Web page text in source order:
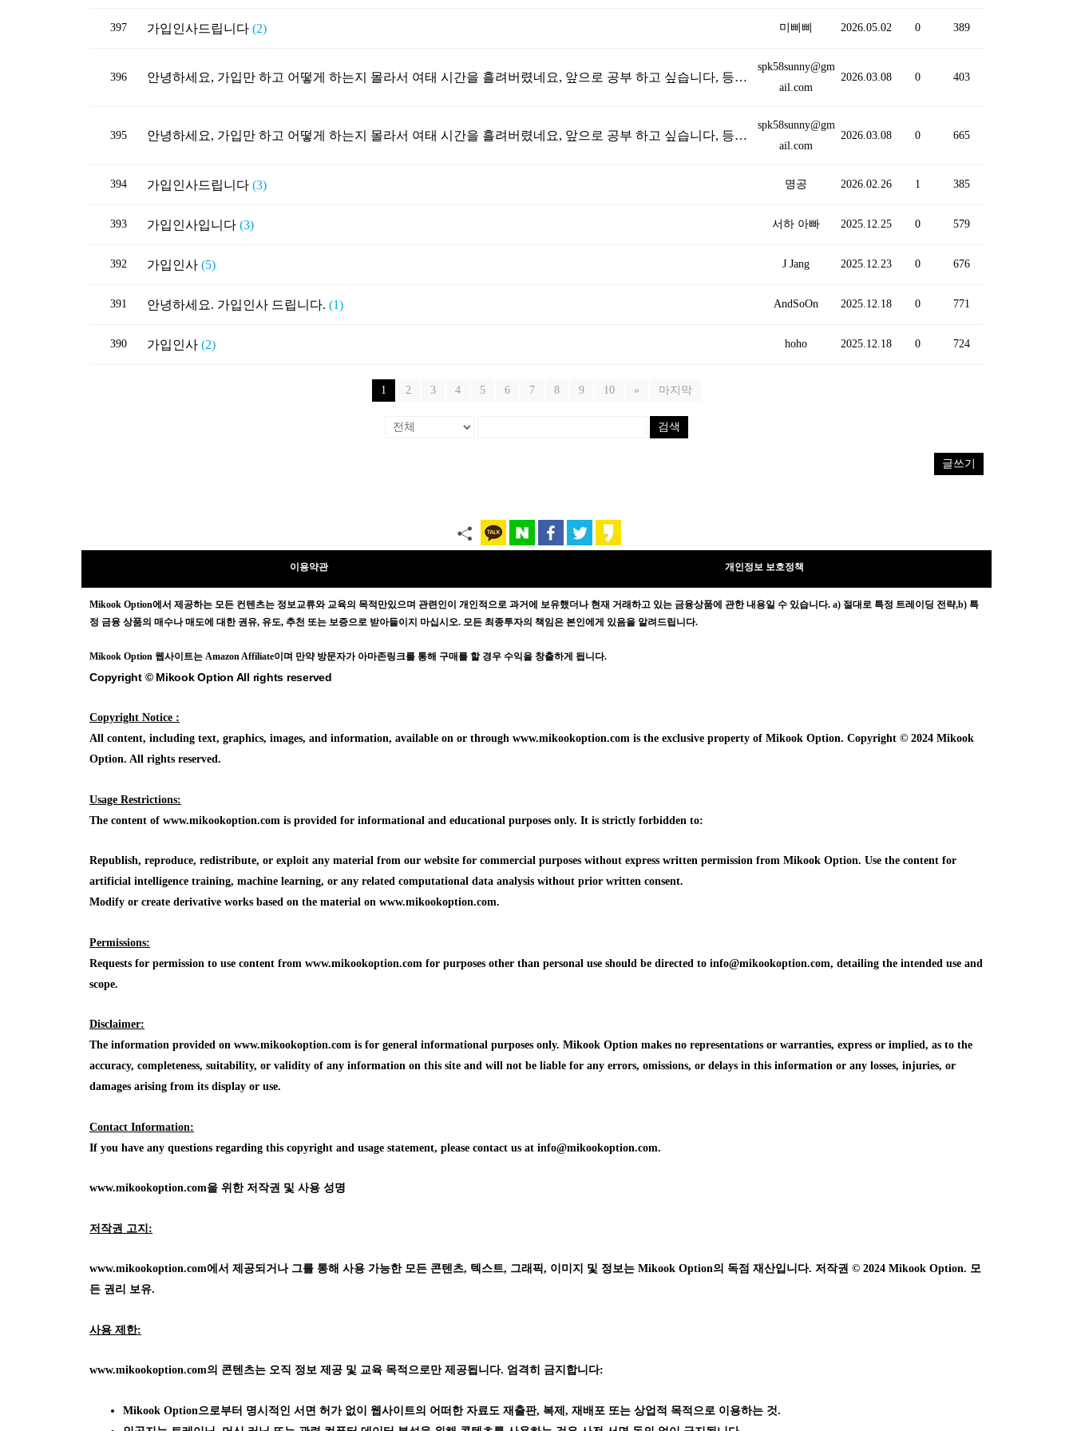
397 가입인사드립니다 (2) 미삐삐 2026.05.02 0 389
396 안녕하세요, 가입만 하고 어떻게 하는지 몰라서 여태 시간을 흘려버렸네요, 앞으로 공부 하고 싶습니다, 등업 부탁드립니다, 감사합니다
spk58sunny@gm
ail.com
2026.03.08 0 403
395 안녕하세요, 가입만 하고 어떻게 하는지 몰라서 여태 시간을 흘려버렸네요, 앞으로 공부 하고 싶습니다, 등업 부탁드립니다, 감사합니다
spk58sunny@gm
ail.com
2026.03.08 0 665
394 가입인사드립니다 (3) 명공 2026.02.26 1 385
393 가입인사입니다 (3) 서하 아빠 2025.12.25 0 579
392 가입인사 (5) J Jang 2025.12.23 0 676
391 안녕하세요. 가입인사 드립니다. (1) AndSoOn 2025.12.18 0 771
390 가입인사 (2) hoho 2025.12.18 0 724
1 2 3 4 5 6 7 8 9 10 » 마지막
검색
글쓰기
이용약관 개인정보 보호정책
Mikook Option에서 제공하는 모든 컨텐츠는 정보교류와 교육의 목적만있으며 관련인이 개인적으로 과거에 보유했더나 현재 거래하고 있는 금융상품에 관한 내용일 수 있습니다. a) 절대로 특정 트레이딩 전략,b) 특
정 금융 상품의 매수나 매도에 대한 권유, 유도, 추천 또는 보증으로 받아들이지 마십시오. 모든 최종투자의 책임은 본인에게 있음을 알려드립니다.
Mikook Option 웹사이트는 Amazon Affiliate이며 만약 방문자가 아마존링크를 통해 구매를 할 경우 수익을 창출하게 됩니다.
Copyright © Mikook Option All rights reserved
Copyright Notice :
All content, including text, graphics, images, and information, available on or through www.mikookoption.com is the exclusive property of Mikook Option. Copyright © 2024 Mikook
Option. All rights reserved.
Usage Restrictions:
The content of www.mikookoption.com is provided for informational and educational purposes only. It is strictly forbidden to:
Republish, reproduce, redistribute, or exploit any material from our website for commercial purposes without express written permission from Mikook Option. Use the content for
artificial intelligence training, machine learning, or any related computational data analysis without prior written consent.
Modify or create derivative works based on the material on www.mikookoption.com.
Permissions:
Requests for permission to use content from www.mikookoption.com for purposes other than personal use should be directed to info@mikookoption.com, detailing the intended use and
scope.
Disclaimer:
The information provided on www.mikookoption.com is for general informational purposes only. Mikook Option makes no representations or warranties, express or implied, as to the
accuracy, completeness, suitability, or validity of any information on this site and will not be liable for any errors, omissions, or delays in this information or any losses, injuries, or
damages arising from its display or use.
Contact Information:
If you have any questions regarding this copyright and usage statement, please contact us at info@mikookoption.com.
www.mikookoption.com을 위한 저작권 및 사용 성명
저작권 고지:
www.mikookoption.com에서 제공되거나 그를 통해 사용 가능한 모든 콘텐츠, 텍스트, 그래픽, 이미지 및 정보는 Mikook Option의 독점 재산입니다. 저작권 © 2024 Mikook Option. 모
든 권리 보유.
사용 제한:
www.mikookoption.com의 콘텐츠는 오직 정보 제공 및 교육 목적으로만 제공됩니다. 엄격히 금지합니다:
Mikook Option으로부터 명시적인 서면 허가 없이 웹사이트의 어떠한 자료도 재출판, 복제, 재배포 또는 상업적 목적으로 이용하는 것.